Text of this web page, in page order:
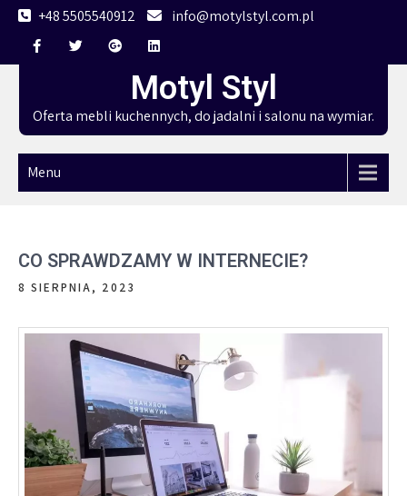
Skip
content
+48 5505540912 info@motylstyl.com.pl
Motyl Styl
Oferta mebli kuchennych, do jadalni i salonu na wymiar.
Menu
CO SPRAWDZAMY W INTERNECIE?
8 SIERPNIA, 2023